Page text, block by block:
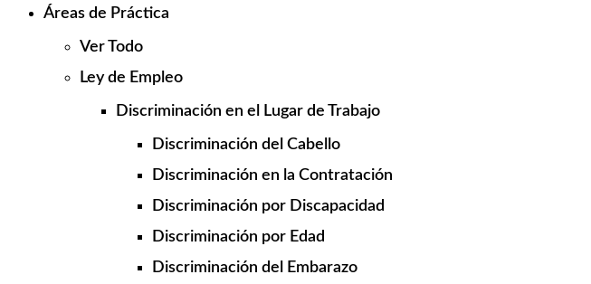
Áreas de Práctica
Ver Todo
Ley de Empleo
Discriminación en el Lugar de Trabajo
Discriminación del Cabello
Discriminación en la Contratación
Discriminación por Discapacidad
Discriminación por Edad
Discriminación del Embarazo